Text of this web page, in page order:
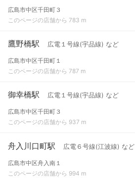
広島市中区千田町３
このページの店舗から 783 m
鷹野橋駅 広電１号線(宇品線) など
広島市中区千田町１
このページの店舗から 787 m
御幸橋駅 広電１号線(宇品線) など
広島市中区千田町３
このページの店舗から 937 m
舟入川口町駅 広電６号線(江波線) など
広島市中区舟入南１
このページの店舗から 994 m